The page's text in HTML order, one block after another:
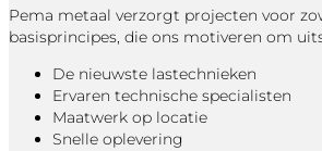
Pema metaal verzorgt projecten voor
basisprincipes, die ons motiveren om
De nieuwste lastechnieken
Ervaren technische specialisten
Maatwerk op locatie
Snelle oplevering